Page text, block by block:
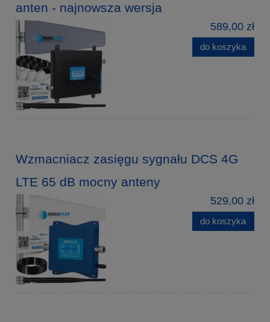
anten - najnowsza wersja
589,00 zł
do koszyka
Wzmacniacz zasięgu sygnału DCS 4G
LTE 65 dB mocny anteny
529,00 zł
do koszyka